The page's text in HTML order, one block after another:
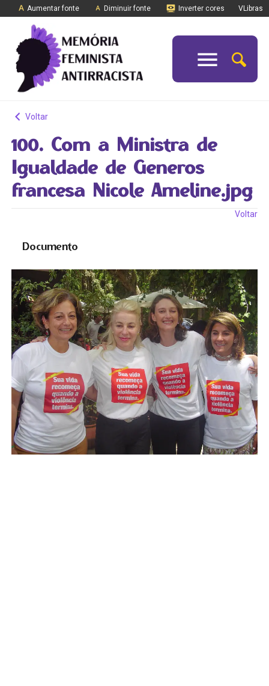
Aumentar fonte Diminuir fonte Inverter cores VLibras
Voltar
100. Com a Ministra de
Igualdade de Generos
francesa Nicole Ameline.jpg
Voltar
Documento